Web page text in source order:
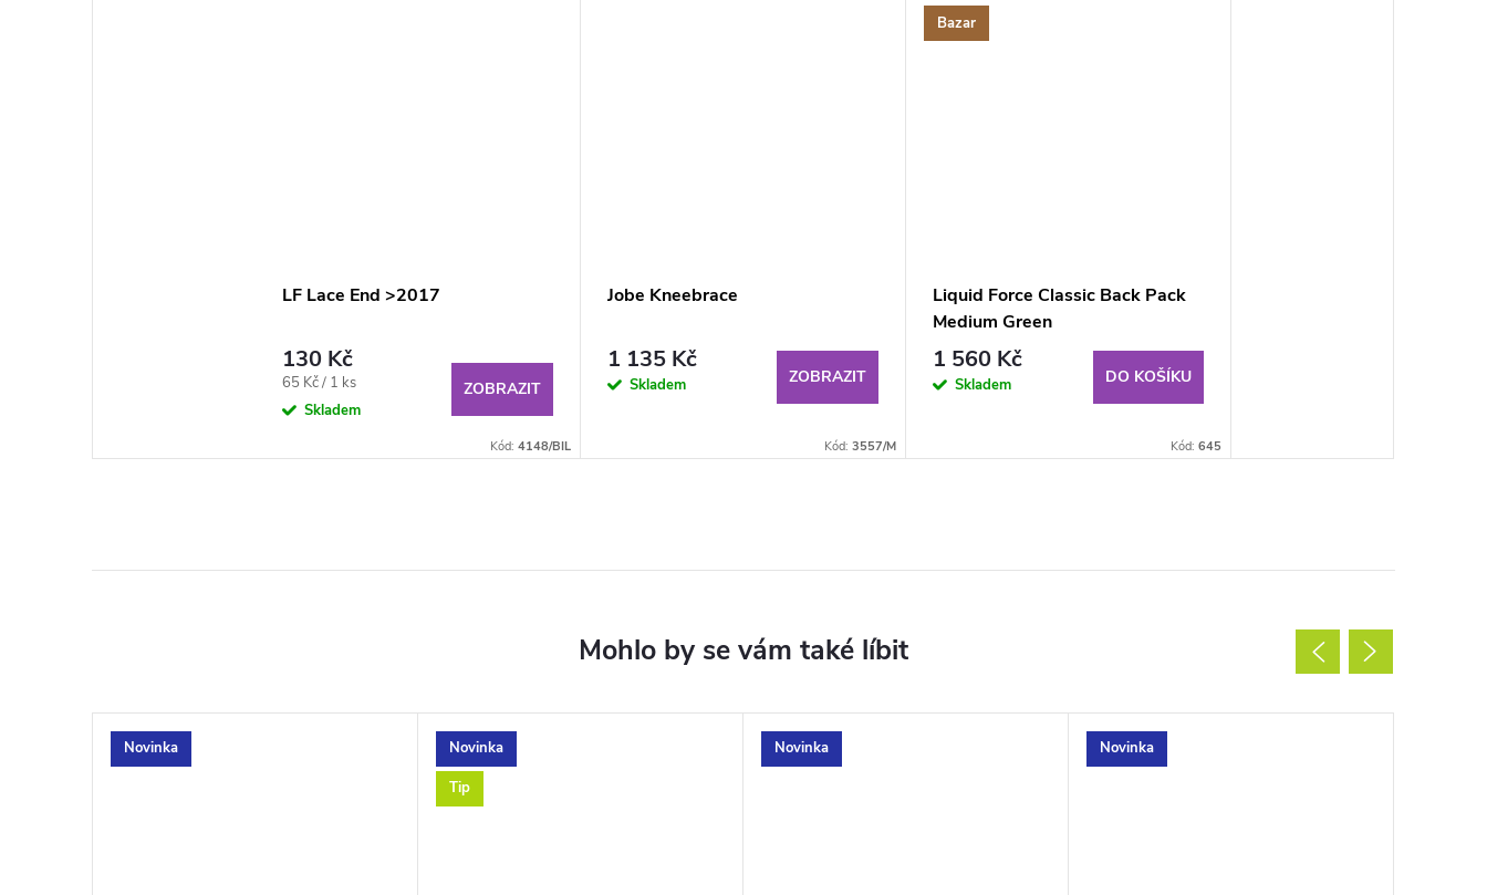
LF Lace End >2017
130 Kč
Měrná
cena:
65 Kč / 1 ks
Skladem
ZOBRAZIT
Kód: 4148/BIL
Jobe Kneebrace
1 135 Kč
Skladem ZOBRAZIT
Kód: 3557/M
Bazar
Liquid Force Classic Back Pack
Medium Green
1 560 Kč
Skladem DO KOŠÍKU
Kód: 645
Novinka
Novinka
Tip
Novinka Novinka